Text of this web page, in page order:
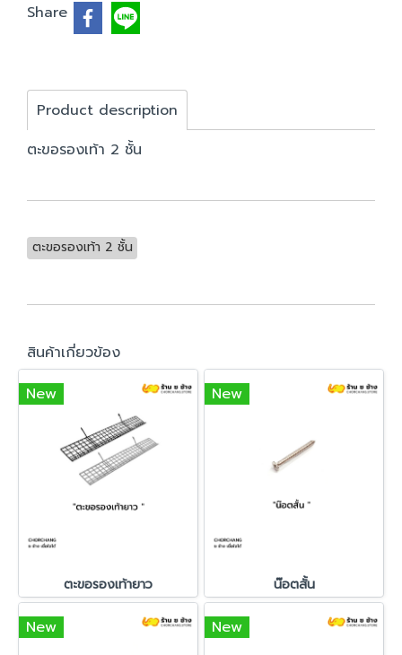
Share
Product description
ตะขอรองเท้า 2 ชั้น
ตะขอรองเท้า 2 ชั้น
สินค้าเกี่ยวข้อง
New
ตะขอรองเท้ายาว
New
น๊อตสั้น
New New